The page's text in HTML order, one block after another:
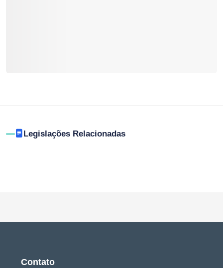
Legislações Relacionadas
Contato